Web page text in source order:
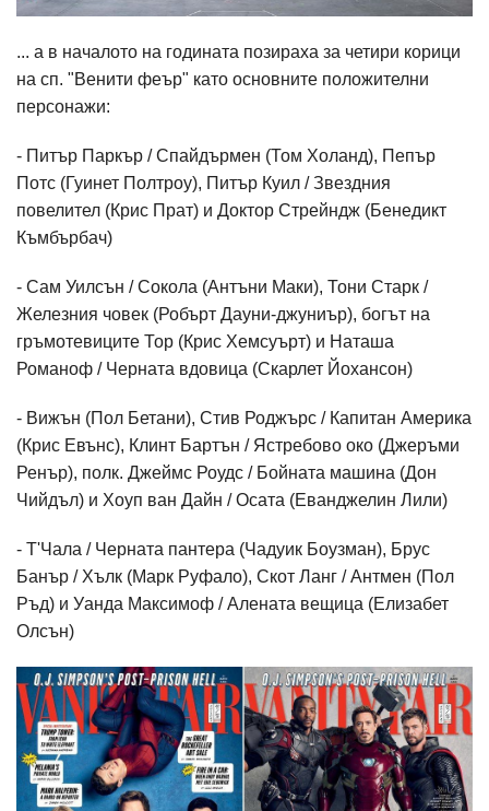
... а в началото на годината позираха за четири корици
на сп. "Венити феър" като основните положителни
персонажи:
- Питър Паркър / Спайдърмен (Том Холанд), Пепър
Потс (Гуинет Полтроу), Питър Куил / Звездния
повелител (Крис Прат) и Доктор Стрейндж (Бенедикт
Къмбърбач)
- Сам Уилсън / Сокола (Антъни Маки), Тони Старк /
Железния човек (Робърт Дауни-джуниър), богът на
гръмотевиците Тор (Крис Хемсуърт) и Наташа
Романоф / Черната вдовица (Скарлет Йохансон)
- Вижън (Пол Бетани), Стив Роджърс / Капитан Америка
(Крис Евънс), Клинт Бартън / Ястребово око (Джеръми
Ренър), полк. Джеймс Роудс / Бойната машина (Дон
Чийдъл) и Хоуп ван Дайн / Осата (Еванджелин Лили)
- Т'Чала / Черната пантера (Чадуик Боузман), Брус
Банър / Хълк (Марк Руфало), Скот Ланг / Антмен (Пол
Ръд) и Уанда Максимоф / Алената вещица (Елизабет
Олсън)